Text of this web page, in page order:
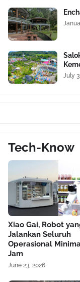
July
Tech-Know
Xiao Gai, Robot
Jalankan Seluruh
Operasional
Jam
June 23, 2026